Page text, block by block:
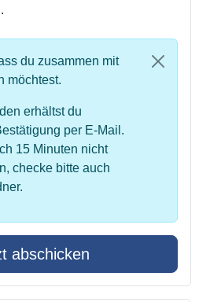
du zusammen mit
möchtest.
erhältst du
per E-Mail.
15 Minuten nicht
checke bitte auch
abschicken